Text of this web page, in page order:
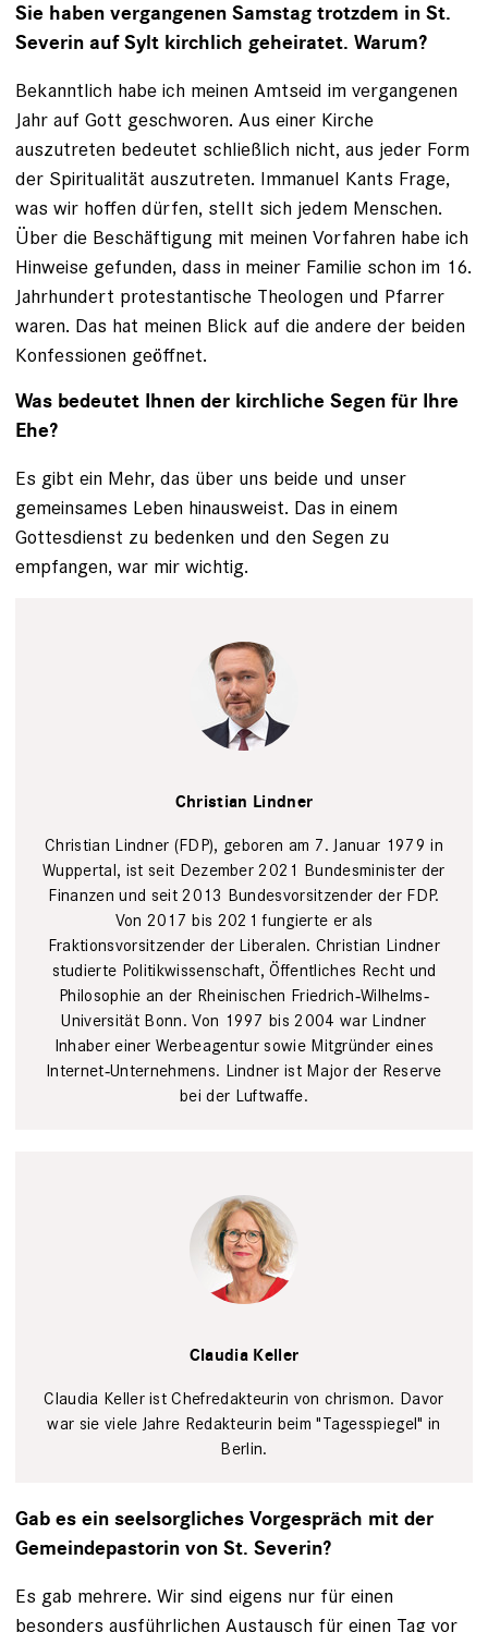
Sie haben vergangenen Samstag trotzdem in St.
Severin auf Sylt kirchlich geheiratet. Warum?
Bekanntlich habe ich meinen Amtseid im vergangenen
Jahr auf Gott geschworen. Aus einer Kirche
auszutreten bedeutet schließlich nicht, aus jeder Form
der Spiritualität auszutreten. Immanuel Kants Frage,
was wir hoffen dürfen, stellt sich jedem Menschen.
Über die Beschäftigung mit meinen Vorfahren habe ich
Hinweise gefunden, dass in meiner Familie schon im 16.
Jahrhundert protestantische Theologen und Pfarrer
waren. Das hat meinen Blick auf die andere der beiden
Konfessionen geöffnet.
Was bedeutet Ihnen der kirchliche Segen für Ihre
Ehe?
Es gibt ein Mehr, das über uns beide und unser
gemeinsames Leben hinausweist. Das in einem
Gottesdienst zu bedenken und den Segen zu
empfangen, war mir wichtig.
Christian Lindner
Christian Lindner (FDP), geboren am 7. Januar 1979 in
Wuppertal, ist seit Dezember 2021 Bundesminister der
Finanzen und seit 2013 Bundesvorsitzender der FDP.
Von 2017 bis 2021 fungierte er als
Fraktionsvorsitzender der Liberalen. Christian Lindner
studierte Politikwissenschaft, Öffentliches Recht und
Philosophie an der Rheinischen Friedrich‐Wilhelms‐
Universität Bonn. Von 1997 bis 2004 war Lindner
Inhaber einer Werbeagentur sowie Mitgründer eines
Internet‐Unternehmens. Lindner ist Major der Reserve
bei der Luftwaffe.
Claudia Keller
Claudia Keller ist Chefredakteurin von chrismon. Davor
war sie viele Jahre Redakteurin beim "Tagesspiegel" in
Berlin.
Gab es ein seelsorgliches Vorgespräch mit der
Gemeindepastorin von St. Severin?
Es gab mehrere. Wir sind eigens nur für einen
besonders ausführlichen Austausch für einen Tag vor